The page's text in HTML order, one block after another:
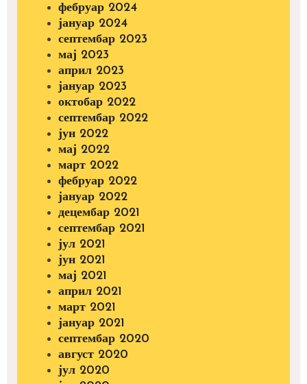
фебруар 2024
јануар 2024
септембар 2023
мај 2023
април 2023
јануар 2023
октобар 2022
септембар 2022
јун 2022
мај 2022
март 2022
фебруар 2022
јануар 2022
децембар 2021
септембар 2021
јул 2021
јун 2021
мај 2021
април 2021
март 2021
јануар 2021
септембар 2020
август 2020
јул 2020